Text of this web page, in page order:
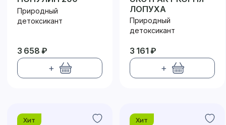
Природный
детоксикант
3 658 ₽
+
ЛОПУХА
Природный
детоксикант
3 161 ₽
+
Хит Хит